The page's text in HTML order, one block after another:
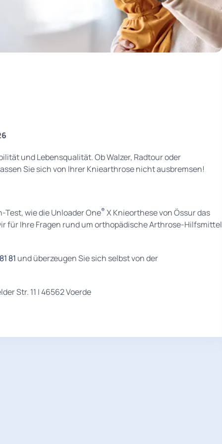
und Lebensqualität. Ob Walzer, Radtour oder
Sie sich von Ihrer Kniearthrose nicht ausbremsen!
wie die Unloader One® X Knieorthese von Össur das
für Ihre Fragen rund um orthopädische Arthrose-Hilfsmittel
81 und überzeugen Sie sich selbst von der
Str. 11 | 46562 Voerde